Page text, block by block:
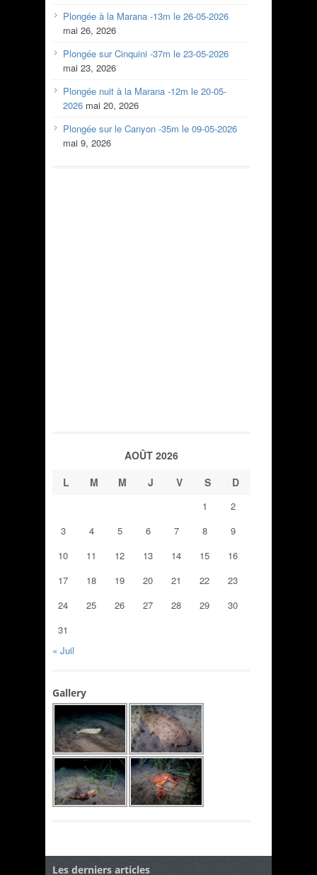
Plongée à la Marana -13m le 26-05-2026
mai 26, 2026
Plongée sur Cinquini -37m le 23-05-2026
mai 23, 2026
Plongée nuit à la Marana -12m le 20-05-
2026 mai 20, 2026
Plongée sur le Canyon -35m le 09-05-2026
mai 9, 2026
AOÛT 2026
L
M M J V S D
1
2
3
4 5 6 7 8
9
10
11 12 13 14 15
16
17
18 19 20 21 22
23
24
25 26 27 28 29
30
31
« Juil
Gallery
Les derniers articles